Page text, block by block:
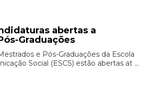
abertas a
Graduações
e Pós-Graduações da Escola
Social (ESCS) estão abertas at ...